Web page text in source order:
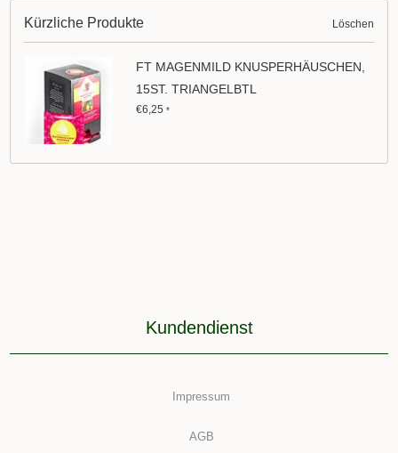
Kürzliche Produkte Löschen
FT MAGENMILD KNUSPERHÄUSCHEN,
15ST. TRIANGELBTL
€6,25*
Kundendienst
Impressum
AGB